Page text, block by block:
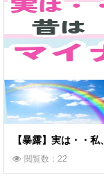
【暴露】実は・・
閲覧数：22